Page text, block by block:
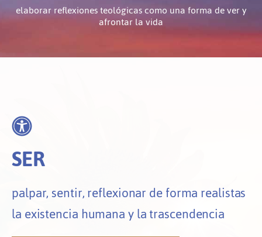
elaborar reflexiones teológicas como una forma de ver y
afrontar la vida
SER
palpar, sentir, reflexionar de forma realistas
la existencia humana y la trascendencia